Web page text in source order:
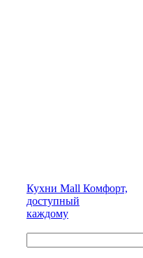
Кухни Mall Комфорт,
доступный
каждому